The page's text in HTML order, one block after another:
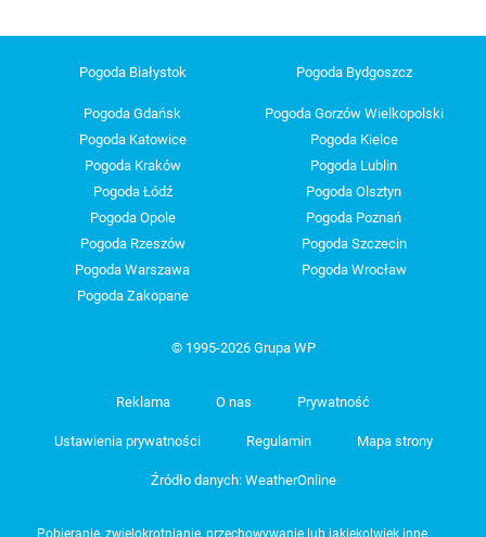
Pogoda Białystok Pogoda Bydgoszcz
Pogoda Gdańsk
Pogoda Gorzów Wielkopolski
Pogoda Katowice
Pogoda Kielce
Pogoda Kraków
Pogoda Lublin
Pogoda Łódź
Pogoda Olsztyn
Pogoda Opole
Pogoda Poznań
Pogoda Rzeszów
Pogoda Szczecin
Pogoda Warszawa
Pogoda Wrocław
Pogoda Zakopane
© 1995-2026 Grupa WP
Reklama O nas Prywatność
Ustawienia prywatności Regulamin Mapa strony
Źródło danych: WeatherOnline
Pobieranie, zwielokrotnianie, przechowywanie lub jakiekolwiek inne